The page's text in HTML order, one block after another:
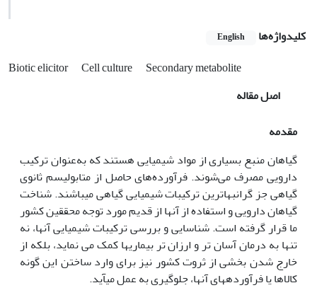
کلیدواژه‌ها English
Biotic elicitor Cell culture
Secondary metabolite
اصل مقاله
مقدمه
گیاهان منبع بسیاری از مواد شیمیایی هستند که به‌عنوان ترکیب
دارویی مصرف می‌شوند. فرآورده‌های حاصل از متابولیسم ثانوی
گیاهی جز گرانبهاترین ترکیبات شیمیایی گیاهی می‎باشند. شناخت
گیاهان دارویی و استفاده از آن‎ها از قدیم مورد توجه محققین کشور
ما قرار گرفته است. شناسایی و بررسی ترکیبات شیمیایی آن‎ها، نه
تنها به درمان آسان تر و ارزان تر بیماری‎ها کمک می نماید، بلکه از
خارج شدن بخشی از ثروت کشور نیز برای وارد ساختن این گونه
کالاها یا فرآورده‎های آن‎ها، جلوگیری به عمل می‎آید.